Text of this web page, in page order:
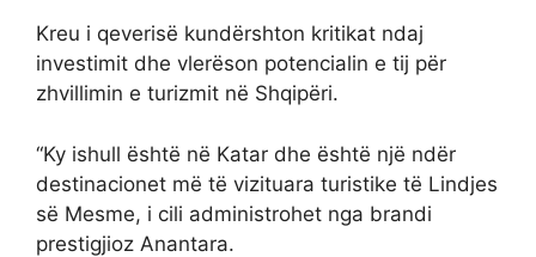
Kreu i qeverisë kundërshton kritikat ndaj
investimit dhe vlerëson potencialin e tij për
zhvillimin e turizmit në Shqipëri.
“Ky ishull është në Katar dhe është një ndër
destinacionet më të vizituara turistike të Lindjes
së Mesme, i cili administrohet nga brandi
prestigjioz Anantara.